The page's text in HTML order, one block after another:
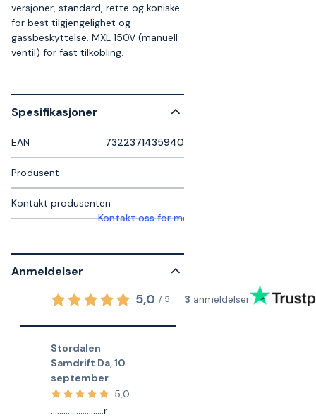
versjoner, standard, rette og koniske
for best tilgjengelighet og
gassbeskyttelse. MXL 150V (manuell
ventil) for fast tilkobling.
Spesifikasjoner
EAN 7322371435940
Produsent
Kontakt produsenten
Kontakt oss for mer informasjon
Anmeldelser
5,0 / 5 3 anmeldelser
Stordalen
Samdrift Da,10
september
5,0
…………………….r